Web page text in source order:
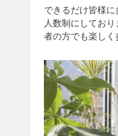
できるだけ皆様
人数制にしてお
者の方でも楽しく